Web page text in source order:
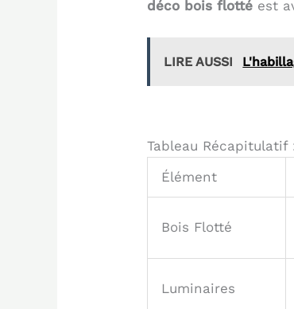
déco bois flotté est
LIRE AUSSI
Tableau
Élément
Bois Flotté
Luminaires